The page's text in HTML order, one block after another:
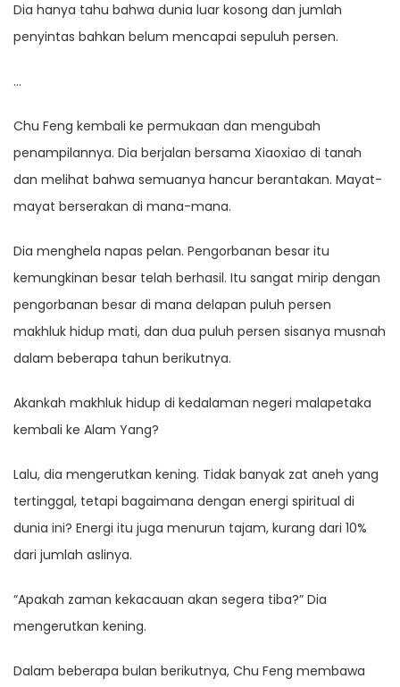
Dia hanya tahu bahwa dunia luar kosong dan jumlah
penyintas bahkan belum mencapai sepuluh persen.
…
Chu Feng kembali ke permukaan dan mengubah
penampilannya. Dia berjalan bersama Xiaoxiao di tanah
dan melihat bahwa semuanya hancur berantakan. Mayat-
mayat berserakan di mana-mana.
Dia menghela napas pelan. Pengorbanan besar itu
kemungkinan besar telah berhasil. Itu sangat mirip dengan
pengorbanan besar di mana delapan puluh persen
makhluk hidup mati, dan dua puluh persen sisanya musnah
dalam beberapa tahun berikutnya.
Akankah makhluk hidup di kedalaman negeri malapetaka
kembali ke Alam Yang?
Lalu, dia mengerutkan kening. Tidak banyak zat aneh yang
tertinggal, tetapi bagaimana dengan energi spiritual di
dunia ini? Energi itu juga menurun tajam, kurang dari 10%
dari jumlah aslinya.
“Apakah zaman kekacauan akan segera tiba?” Dia
mengerutkan kening.
Dalam beberapa bulan berikutnya, Chu Feng membawa